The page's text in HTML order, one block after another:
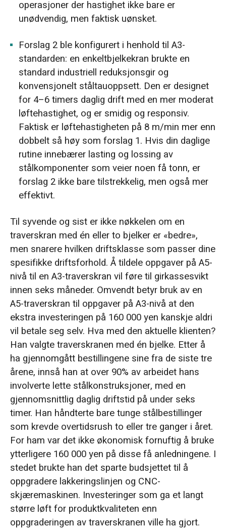
operasjoner der hastighet ikke bare er
unødvendig, men faktisk uønsket.
Forslag 2 ble konfigurert i henhold til A3-
standarden: en enkeltbjelkekran brukte en
standard industriell reduksjonsgir og
konvensjonelt ståltauoppsett. Den er designet
for 4–6 timers daglig drift med en mer moderat
løftehastighet, og er smidig og responsiv.
Faktisk er løftehastigheten på 8 m/min mer enn
dobbelt så høy som forslag 1. Hvis din daglige
rutine innebærer lasting og lossing av
stålkomponenter som veier noen få tonn, er
forslag 2 ikke bare tilstrekkelig, men også mer
effektivt.
Til syvende og sist er ikke nøkkelen om en
traverskran med én eller to bjelker er «bedre»,
men snarere hvilken driftsklasse som passer dine
spesifikke driftsforhold. Å tildele oppgaver på A5-
nivå til en A3-traverskran vil føre til girkassesvikt
innen seks måneder. Omvendt betyr bruk av en
A5-traverskran til oppgaver på A3-nivå at den
ekstra investeringen på 160 000 yen kanskje aldri
vil betale seg selv. Hva med den aktuelle klienten?
Han valgte traverskranen med én bjelke. Etter å
ha gjennomgått bestillingene sine fra de siste tre
årene, innså han at over 90% av arbeidet hans
involverte lette stålkonstruksjoner, med en
gjennomsnittlig daglig driftstid på under seks
timer. Han håndterte bare tunge stålbestillinger
som krevde overtidsrush to eller tre ganger i året.
For ham var det ikke økonomisk fornuftig å bruke
ytterligere 160 000 yen på disse få anledningene. I
stedet brukte han det sparte budsjettet til å
oppgradere lakkeringslinjen og CNC-
skjæremaskinen. Investeringer som ga et langt
større løft for produktkvaliteten enn
oppgraderingen av traverskranen ville ha gjort.